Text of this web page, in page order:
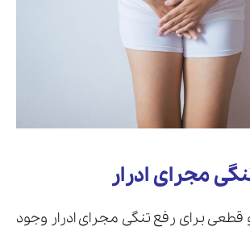
مجرای ادرار
برای رفع تنگی مجرای ادرار وجود